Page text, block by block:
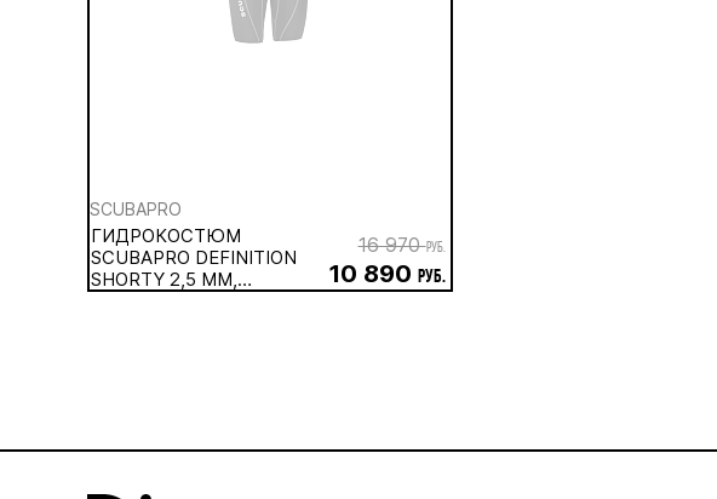
SCUBAPRO
ГИДРОКОСТЮМ
SCUBAPRO DEFINITION
SHORTY 2,5 ММ,
16 970руб.
10 890 руб.